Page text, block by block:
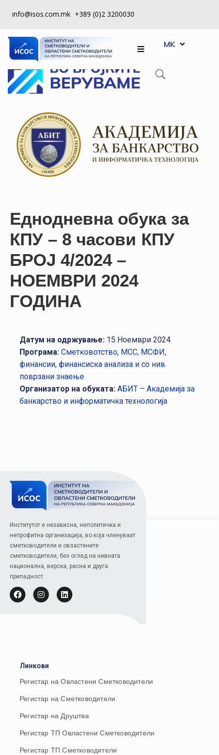
info@isos.com.mk +389 (0)2 3200030
ЗА
НАС
РЕГИСТРИ
КОНТРОЛА
КВАЛИТЕТ
КАКО
НАСТАНИ
КОНТАКТ
НАЈАВА
ЗА
MK
SQ
Eднодневна обука за
КПУ – 8 часови КПУ
БРОЈ 4/2024 –
НОЕМВРИ 2024
ГОДИНА
Датум на одржување: 15 Ноември 2024
Програма: Сметковотство, МСС, МСФИ,
финансии, финансиска анализа и со нив
поврзани знаење
Организатор на обуката: АБИТ – Академија за
банкарство и информатичка технологија
Институтот е независна, неполитичка и
непрофитна организација, во која членуваат
сметководители и овластените
сметководители, без оглед на нивната
национална, верска, расна и друга
припадност.
Линкови
Регистар на Овластени Сметководители
Регистар на Сметководители
Регистар на Друштва
Регистар ТП Овластени Сметководители
Регистар ТП Сметководители